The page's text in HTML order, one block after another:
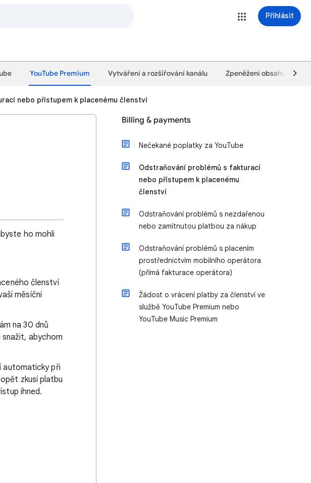
Přihlásit
YouTube Premium Vytváření a rozšiřování kanálu Zpeněžení obsahu
nebo přístupem k placenému členství
ho mohli
členství
měsíční
na 30 dnů
abychom
automaticky při
zkusí platbu
ihned.
Billing & payments
Nečekané poplatky za YouTube
Odstraňování problémů s fakturací
nebo přístupem k placenému
členství
Odstraňování problémů s nezdařenou
nebo zamítnutou platbou za nákup
Odstraňování problémů s placením
prostřednictvím mobilního operátora
(přímá fakturace operátora)
Žádost o vrácení platby za členství ve
službě YouTube Premium nebo
YouTube Music Premium